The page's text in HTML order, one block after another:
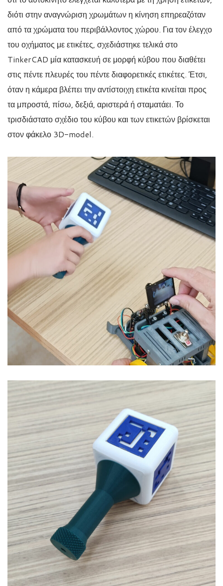
διότι στην αναγνώριση χρωμάτων η κίνηση επηρεαζόταν
από τα χρώματα του περιβάλλοντος χώρου. Για τον έλεγχο
του οχήματος με ετικέτες, σχεδιάστηκε τελικά στο
TinkerCAD μία κατασκευή σε μορφή κύβου που διαθέτει
στις πέντε πλευρές του πέντε διαφορετικές ετικέτες. Έτσι,
όταν η κάμερα βλέπει την αντίστοιχη ετικέτα κινείται προς
τα μπροστά, πίσω, δεξιά, αριστερά ή σταματάει. Το
τρισδιάστατο σχέδιο του κύβου και των ετικετών βρίσκεται
στον φάκελο 3D-model.